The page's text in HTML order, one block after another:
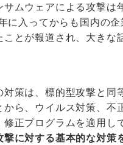
サムウェアによる攻撃は
に入ってからも国内の
ことが報道され、大きな
対策は、標的型攻撃と同
から、ウイルス対策、不
修正プログラムを適用し
撃に対する基本的な対策